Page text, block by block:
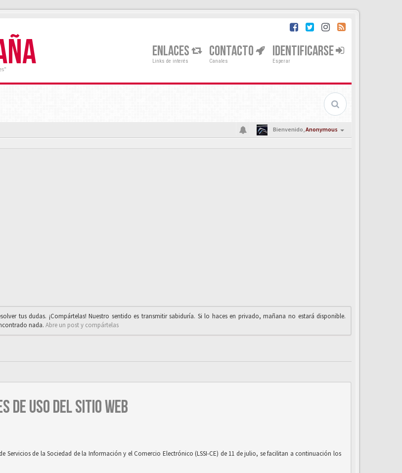
ENLACES
Links de interés
CONTACTO
Canales
IDENTIFICARSE
Esperar
Bienvenido,Anonymous
tus dudas. ¡Compártelas! Nuestro sentido es transmitir sabiduría. Si lo haces en privado, mañana no estará disponible.
nada. Abre un post y compártelas
DE USO DEL SITIO WEB
Servicios de la Sociedad de la Información y el Comercio Electrónico (LSSI-CE) de 11 de julio, se facilitan a continuación los